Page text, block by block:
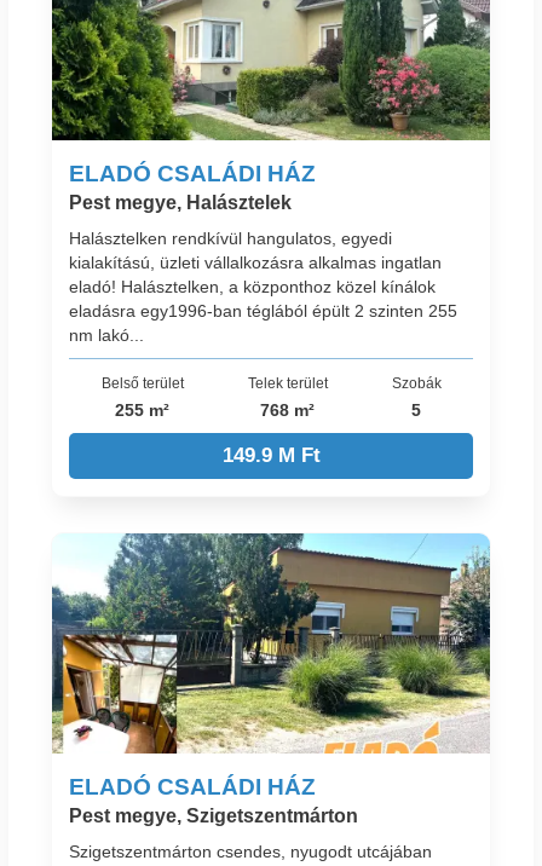
ELADÓ CSALÁDI HÁZ
Pest megye, Halásztelek
Halásztelken rendkívül hangulatos, egyedi
kialakítású, üzleti vállalkozásra alkalmas ingatlan
eladó! Halásztelken, a központhoz közel kínálok
eladásra egy1996-ban téglából épült 2 szinten 255
nm lakó...
Belső terület
255 m²
Telek terület
768 m²
Szobák
5
149.9 M Ft
ELADÓ CSALÁDI HÁZ
Pest megye, Szigetszentmárton
Szigetszentmárton csendes, nyugodt utcájában